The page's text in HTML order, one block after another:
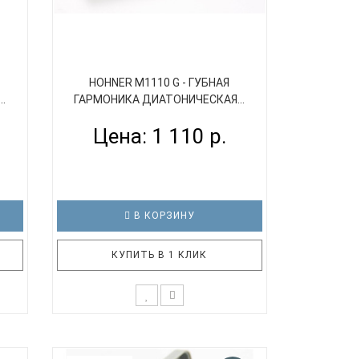
HOHNER M1110 G - ГУБНАЯ
ГАРМОНИКА ДИАТОНИЧЕСКАЯ...
Цена: 1 110 р.
В КОРЗИНУ
КУПИТЬ В 1 КЛИК
Hohner участвует в программах